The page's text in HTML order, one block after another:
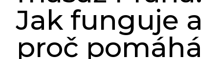
Jak funguje a
proč pomáhá